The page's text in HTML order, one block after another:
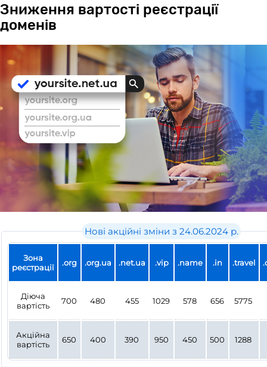
Зниження вартості реєстрації
доменів
Новi акцiйнi зміни з 24.06.2024 р.
Зона
реєстрації
.org .org.ua .net.ua .vip .name .in .travel
Діюча
вартість
700 480 455 1029 578 656 5775
Акційна
вартість
650 400 390 950 450 500 1288